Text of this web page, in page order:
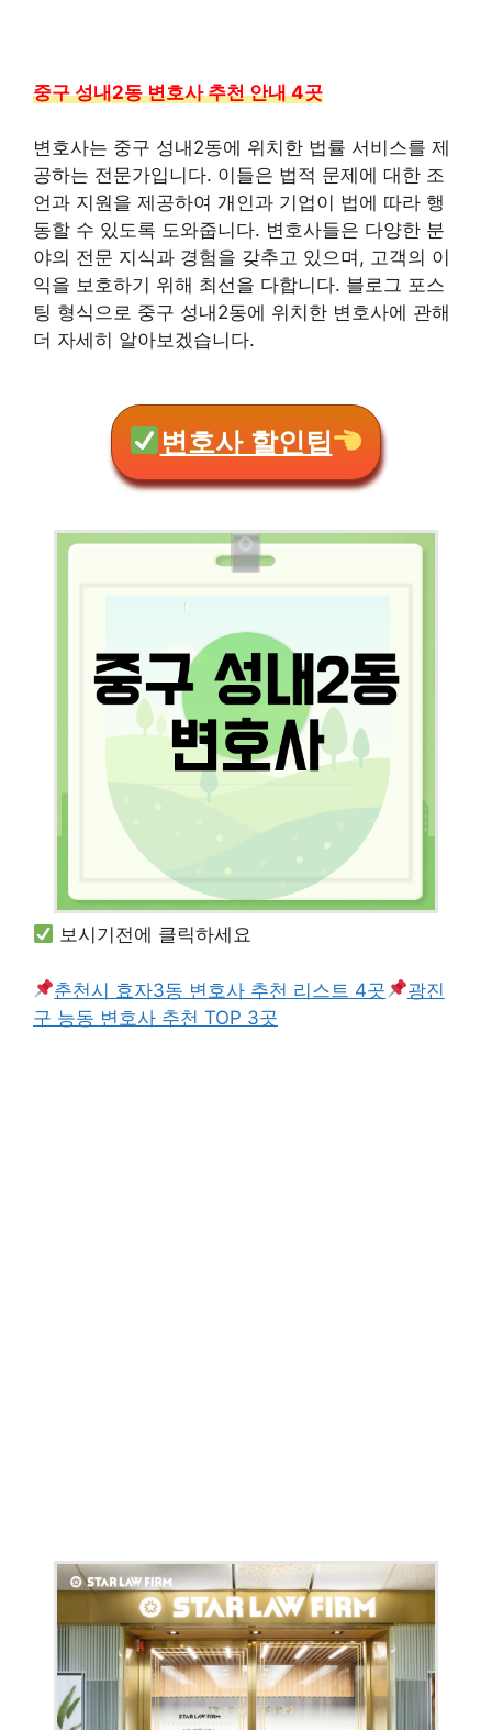
중구 성내2동 변호사 추천 안내 4곳
변호사는 중구 성내2동에 위치한 법률 서비스를 제
공하는 전문가입니다. 이들은 법적 문제에 대한 조
언과 지원을 제공하여 개인과 기업이 법에 따라 행
동할 수 있도록 도와줍니다. 변호사들은 다양한 분
야의 전문 지식과 경험을 갖추고 있으며, 고객의 이
익을 보호하기 위해 최선을 다합니다. 블로그 포스
팅 형식으로 중구 성내2동에 위치한 변호사에 관해
더 자세히 알아보겠습니다.
변호사 할인팁
보시기전에 클릭하세요
춘천시 효자3동 변호사 추천 리스트 4곳
광진
구 능동 변호사 추천 TOP 3곳